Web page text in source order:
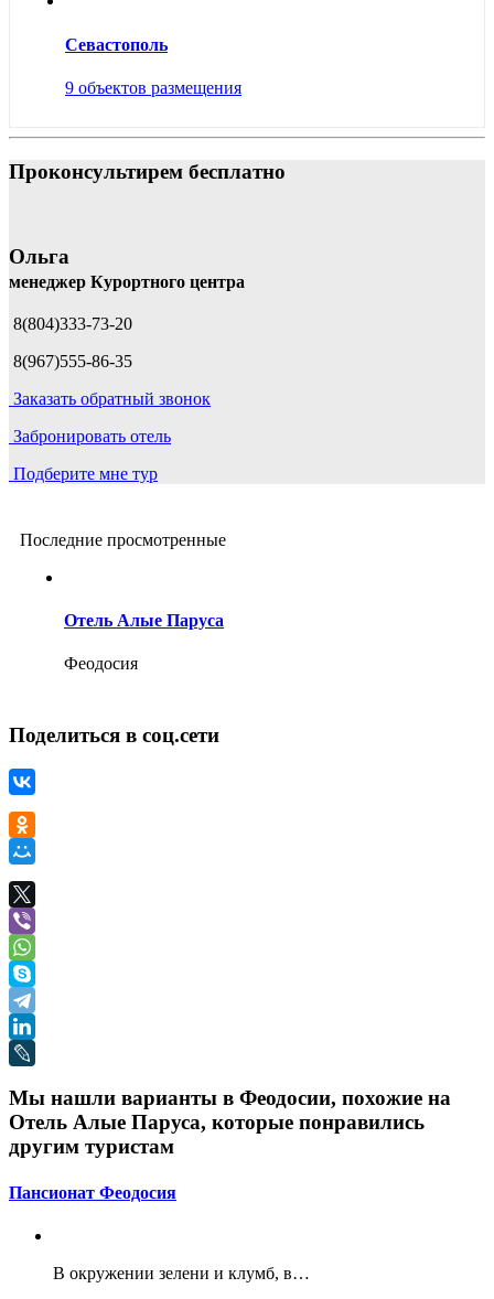
Севастополь
9 объектов размещения
Проконсультирем бесплатно
Ольга
менеджер Курортного центра
8(804)333-73-20
8(967)555-86-35
Заказать обратный звонок
Забронировать отель
Подберите мне тур
Последние просмотренные
Отель Алые Паруса
Феодосия
Поделиться в соц.сети
Мы нашли варианты в Феодосии, похожие на
Отель Алые Паруса, которые понравились
другим туристам
Пансионат Феодосия
В окружении зелени и клумб, в…